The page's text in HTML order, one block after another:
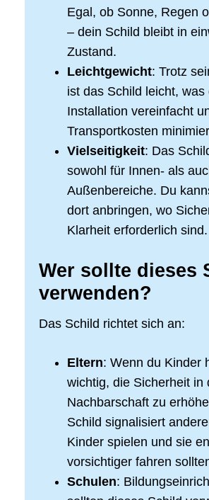
Egal, ob Sonne, Regen
– dein Schild bleibt in
Zustand.
Leichtgewicht: Trotz
ist das Schild leicht, was
Installation vereinfacht
Transportkosten
Vielseitigkeit: Das
sowohl für Innen- als
Außenbereiche. Du
dort anbringen, wo
Klarheit erforderlich sind.
Wer sollte dieses
verwenden?
Das Schild richtet sich an:
Eltern: Wenn du Kinder
wichtig, die Sicherheit in
Nachbarschaft zu
Schild signalisiert
Kinder spielen und sie
vorsichtiger fahren
Schulen: